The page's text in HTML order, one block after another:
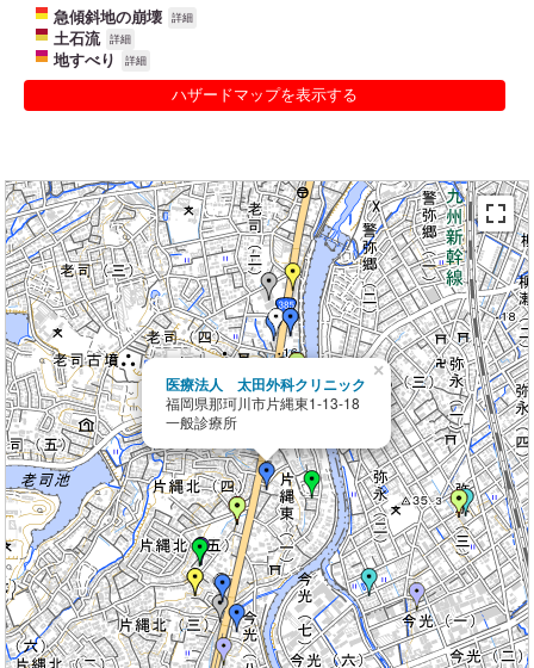
急傾斜地の崩壊
詳細
土石流 詳細
地すべり 詳細
ハザードマップを表示する
医療法人 太田外科クリニック
福岡県那珂川市片縄東1-13-18
一般診療所
×